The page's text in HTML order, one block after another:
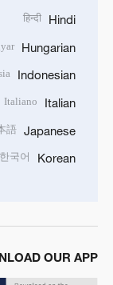
Hindi
हिन्दी
Hungarian
Indonesian
Italian
Italiano
Japanese
語
Korean
한국어
OUR APP